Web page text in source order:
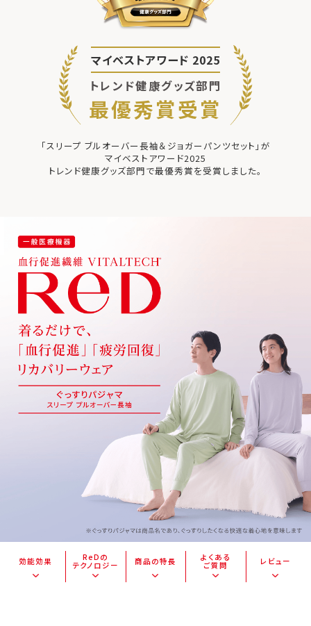
マイベストアワード 2025
トレンド健康グッズ部門
最優秀賞受賞
「スリープ ブルオーバー長袖＆ジョガーパンツセット」が
マイベストアワード2025
トレンド健康グッズ部門で最優秀賞を受賞しました。
効能効果
ReDの
テクノロジー
商品の特長
よくある
ご質問
レビュー